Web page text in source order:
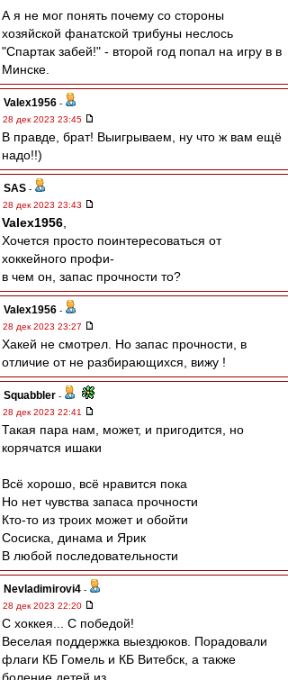
А я не мог понять почему со стороны
хозяйской фанатской трибуны неслось
"Спартак забей!" - второй год попал на игру в в
Минске.
Valex1956 -
28 дек 2023 23:45
В правде, брат! Выигрываем, ну что ж вам ещё
надо!!)
SAS -
28 дек 2023 23:43
Valex1956
Хочется просто поинтересоваться от
хоккейного профи-
в чем он, запас прочности то?
Valex1956 -
28 дек 2023 23:27
Хакей не смотрел. Но запас прочности, в
отличие от не разбирающихся, вижу !
Squabbler -
28 дек 2023 22:41
Такая пара нам, может, и пригодится, но
корячатся ишаки
Всё хорошо, всё нравится пока
Но нет чувства запаса прочности
Кто-то из троих может и обойти
Сосиска, динама и Ярик
В любой последовательности
Nevladimirovi4 -
28 дек 2023 22:20
С хоккея... С победой!
Веселая поддержка выездюков. Порадовали
флаги КБ Гомель и КБ Витебск, а также